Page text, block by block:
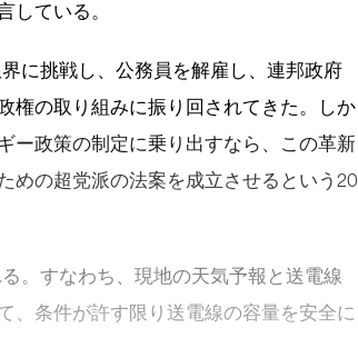
している。
に挑戦し、公務員を解雇し、連邦政府
権の取り組みに振り回されてきた。しか
ー政策の制定に乗り出すなら、この革新
めの超党派の法案を成立させるという20
。すなわち、現地の天気予報と送電線
、条件が許す限り送電線の容量を安全に